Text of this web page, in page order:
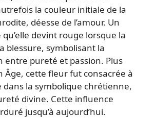
la couleur initiale de la
déesse de l’amour. Un
devint rouge lorsque la
blessure, symbolisant la
pureté et passion. Plus
Âge, cette fleur fut consacrée à
dans la symbolique chrétienne,
divine. Cette influence
jusqu’à aujourd’hui.